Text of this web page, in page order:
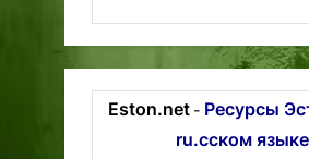
Eston.net- Ресурсы
ru.сском